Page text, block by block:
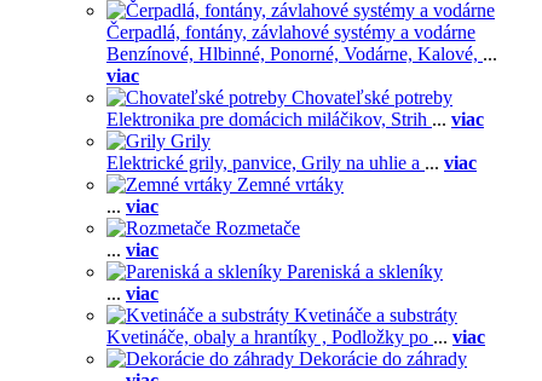
Čerpadlá, fontány, závlahové systémy a vodárne
Benzínové, Hlbinné, Ponorné, Vodárne, Kalové, ...
viac
Chovateľské potreby
Elektronika pre domácich miláčikov, Strih ... viac
Grily
Elektrické grily, panvice, Grily na uhlie a ... viac
Zemné vrtáky
... viac
Rozmetače
... viac
Pareniská a skleníky
... viac
Kvetináče a substráty
Kvetináče, obaly a hrantíky , Podložky po ... viac
Dekorácie do záhrady